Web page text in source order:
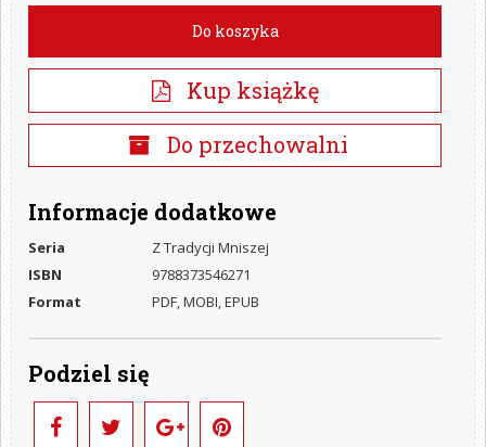
Do koszyka
Kup książkę
Do przechowalni
Informacje dodatkowe
Seria
Z Tradycji Mniszej
ISBN
9788373546271
Format
PDF, MOBI, EPUB
Podziel się